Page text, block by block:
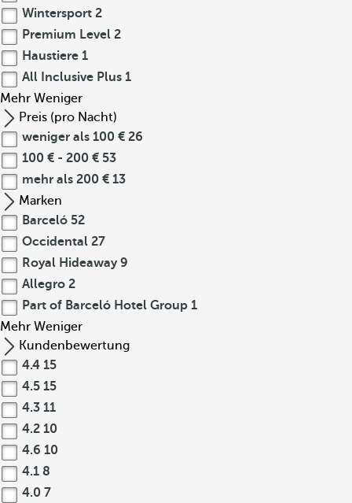
Wintersport 2
Premium Level 2
Haustiere 1
All Inclusive Plus 1
Mehr Weniger
Preis (pro Nacht)
weniger als 100 € 26
100 € - 200 € 53
mehr als 200 € 13
Marken
Barceló 52
Occidental 27
Royal Hideaway 9
Allegro 2
Part of Barceló Hotel Group 1
Mehr Weniger
Kundenbewertung
4.4 15
4.5 15
4.3 11
4.2 10
4.6 10
4.1 8
4.0 7